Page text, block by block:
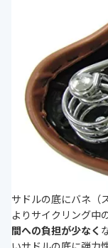
サドルの底にバネ（
よりサイクリング中
間への負担が少なく